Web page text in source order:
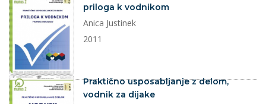
priloga k vodnikom
Anica Justinek
2011
dokument
Praktično usposabljanje z delom,
vodnik za dijake